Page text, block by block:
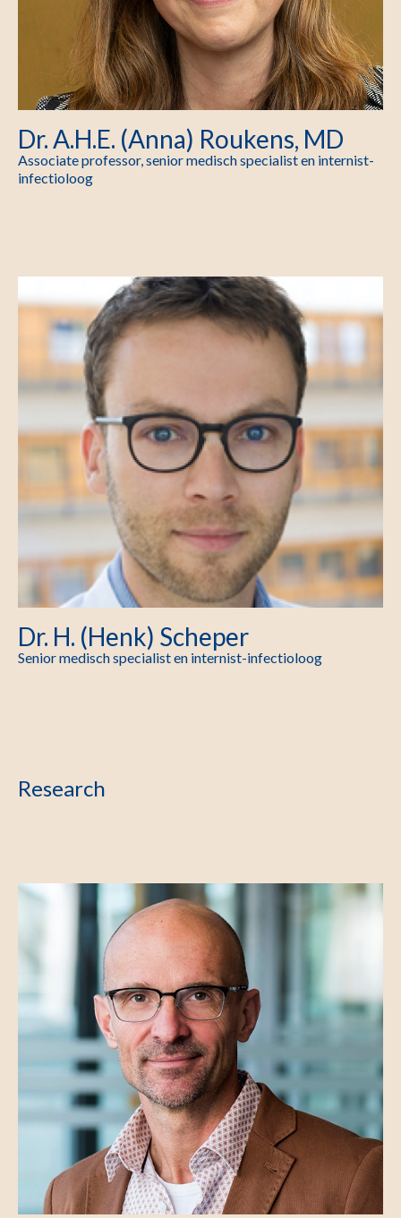
Dr. A.H.E. (Anna) Roukens, MD
Associate professor, senior medisch specialist en internist-
infectioloog
Dr. H. (Henk) Scheper
Senior medisch specialist en internist-infectioloog
Research